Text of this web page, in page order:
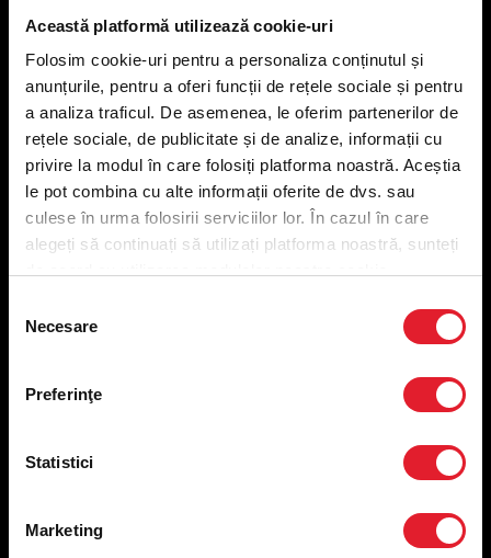
Această platformă utilizează cookie-uri
Folosim cookie-uri pentru a personaliza conținutul și
anunțurile, pentru a oferi funcții de rețele sociale și pentru
a analiza traficul. De asemenea, le oferim partenerilor de
rețele sociale, de publicitate și de analize, informații cu
privire la modul în care folosiți platforma noastră. Aceștia
le pot combina cu alte informații oferite de dvs. sau
culese în urma folosirii serviciilor lor. În cazul în care
alegeți să continuați să utilizați platforma noastră, sunteți
consimțământului
Necesare
Preferinţe
Statistici
Marketing
KFC
Meniu livrare
Meniu ridicare
Nutriționale și Alergeni
Abonare Newsletter
Contact
Utile
Condiții de desfășurare „Descarcă KFC APP”